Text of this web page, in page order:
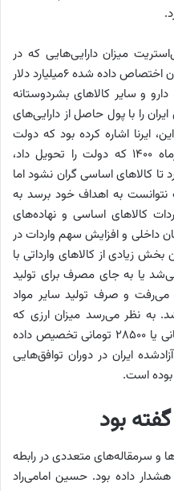
میزان دارایی‌هایی که در
مرحله اول تفاهم اخیر با آمریکا به ایران اختصاص داده شده ۶‌میلیارد دلار
و سایر کالاهای بشردوستانه
را با پول حاصل از دارایی‌های
ایرنا اشاره کرده بود که دولت
دوازدهم از ابتدای سال ۱۳۹۷ تا تیرماه ۱۴۰۰ که دولت را تحویل داد،
تومانی خرج کرد تا کالاهای اساسی گران نشود اما
به اهداف خود برسد به
کالاهای اساسی و نهاده‌های
داخلی و افزایش سهم واردات در
زیادی از کالاهای وارداتی با
یا به جای مصرف برای تولید
می‌رفت و صرف تولید سایر مواد
نظر می‌رسد میزان ارزی که
تاکنون از طریق ارز ترجیحی ۴۲۰۰ تومانی یا ۲۸۵۰۰ تومانی تخصیص داده
ایران در دوران توافق‌هایی
است.
بود
و سرمقاله‌های متعددی در رابطه
هشدار داده بود. حسین امامی‌راد